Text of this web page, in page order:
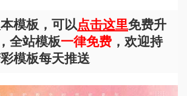
模板，可以点击这里免费升
全站模板一律免费 ，欢迎持
模板每天推送